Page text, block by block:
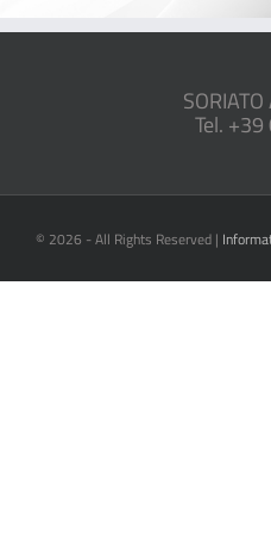
Tel.
© 2026 - All Rights Reserved |